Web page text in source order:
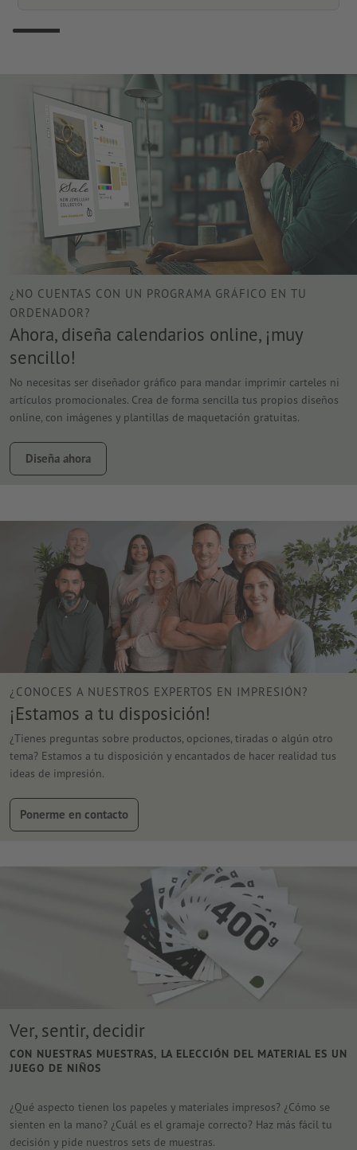
¿NO CUENTAS CON UN PROGRAMA GRÁFICO EN TU
ORDENADOR?
Ahora, diseña calendarios online, ¡muy
sencillo!
No necesitas ser diseñador gráfico para mandar imprimir carteles ni
artículos promocionales. Crea de forma sencilla tus propios diseños
online, con imágenes y plantillas de maquetación gratuitas.
Diseña ahora
Ver, sentir, decidir
CON NUESTRAS MUESTRAS, LA ELECCIÓN DEL MATERIAL ES UN
JUEGO DE NIÑOS
¿Qué aspecto tienen los papeles y materiales impresos? ¿Cómo se
sienten en la mano? ¿Cuál es el gramaje correcto? Haz más fácil tu
decisión y pide nuestros sets de muestras.
¿CONOCES A NUESTROS EXPERTOS EN IMPRESIÓN?
¡Estamos a tu disposición!
¿Tienes preguntas sobre productos, opciones, tiradas o algún otro
tema? Estamos a tu disposición y encantados de hacer realidad tus
ideas de impresión.
Ponerme en contacto